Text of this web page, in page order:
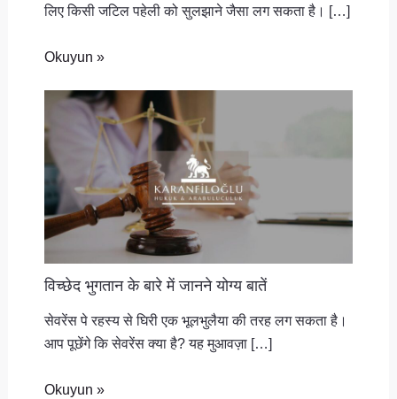
लिए किसी जटिल पहेली को सुलझाने जैसा लग सकता है। […]
Okuyun »
विच्छेद भुगतान के बारे में जानने योग्य बातें
सेवरेंस पे रहस्य से घिरी एक भूलभुलैया की तरह लग सकता है।
आप पूछेंगे कि सेवरेंस क्या है? यह मुआवज़ा […]
Okuyun »